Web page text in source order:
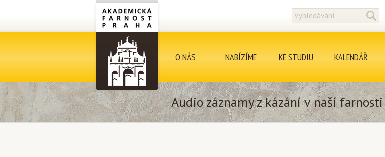
O NÁS NABÍZÍME KE STUDIU KALENDÁŘ
Audio záznamy z kázání v naší farnosti